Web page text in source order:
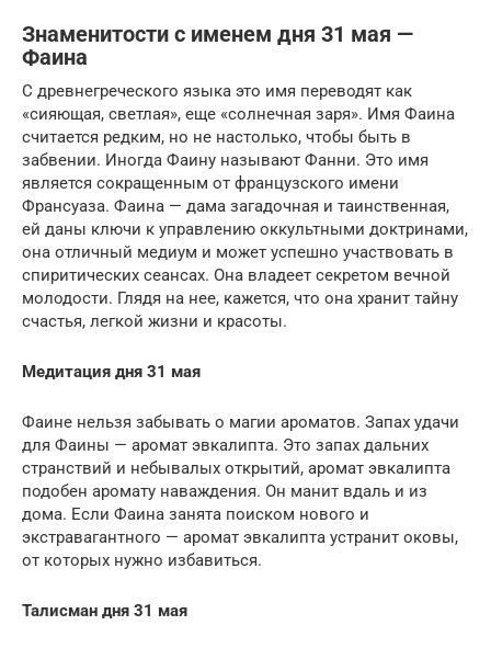
Знаменитости с именем дня 31 мая —
Фаина
С древнегреческого языка это имя переводят как
«сияющая, светлая», еще «солнечная заря». Имя Фаина
считается редким, но не настолько, чтобы быть в
забвении. Иногда Фаину называют Фанни. Это имя
является сокращенным от французского имени
Франсуаза. Фаина — дама загадочная и таинственная,
ей даны ключи к управлению оккультными доктринами,
она отличный медиум и может успешно участвовать в
спиритических сеансах. Она владеет секретом вечной
молодости. Глядя на нее, кажется, что она хранит тайну
счастья, легкой жизни и красоты.
Медитация дня 31 мая
Фаине нельзя забывать о магии ароматов. Запах удачи
для Фаины — аромат эвкалипта. Это запах дальних
странствий и небывалых открытий, аромат эвкалипта
подобен аромату наваждения. Он манит вдаль и из
дома. Если Фаина занята поиском нового и
экстравагантного — аромат эвкалипта устранит оковы,
от которых нужно избавиться.
Талисман дня 31 мая